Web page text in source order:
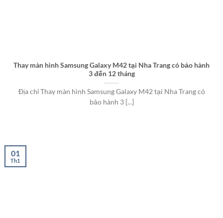
Thay màn hình Samsung Galaxy M42 tại Nha Trang có bảo hành
3 đến 12 tháng
Địa chỉ Thay màn hình Samsung Galaxy M42 tại Nha Trang có
bảo hành 3 [...]
01
Th1